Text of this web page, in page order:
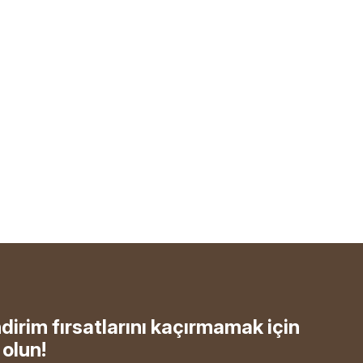
fırsatlarını kaçırmamak için